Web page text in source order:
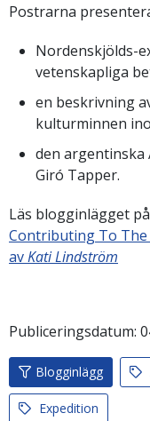
Postrarna
Nordenskjölds-
vetenskapliga
en beskrivning
kulturminnen
den
Giró Tapper.
Läs blogginlägget
Contributing To The
avKati Lindström
Publiceringsdatum:
Blogginlägg
Expedition